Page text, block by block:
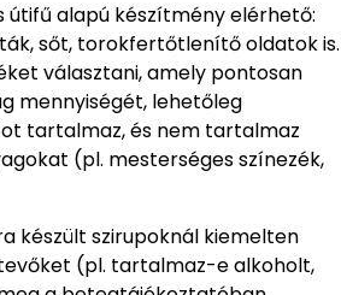
útifű alapú készítmény elérhető:
sőt, torokfertőtlenítő oldatok is.
választani, amely pontosan
mennyiségét, lehetőleg
tartalmaz, és nem tartalmaz
(pl. mesterséges színezék,
készült szirupoknál kiemelten
(pl. tartalmaz-e alkoholt,